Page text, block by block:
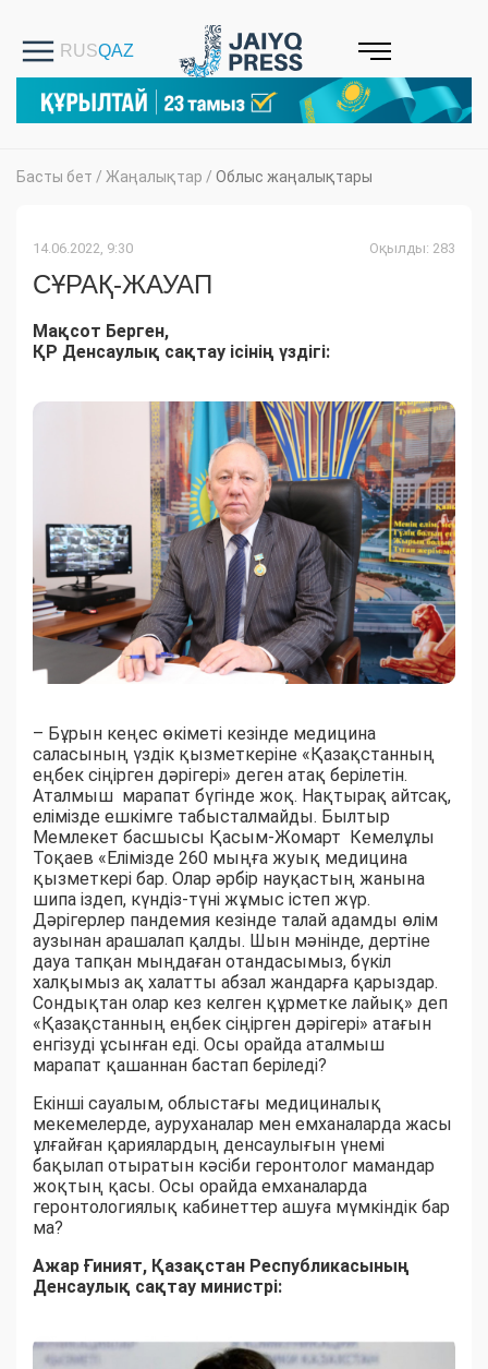
Басты бет / Жаңалықтар / Облыс жаңалықтары
14.06.2022, 9:30 Оқылды: 283
СҰРАҚ-ЖАУАП
Мақсот Берген,
ҚР Денсаулық сақтау ісінің үздігі:
– Бұрын кеңес өкіметі кезінде медицина
саласының үздік қызметкеріне «Қазақстанның
еңбек сіңірген дәрігері» деген атақ берілетін.
Аталмыш марапат бүгінде жоқ. Нақтырақ айтсақ,
елімізде ешкімге табысталмайды. Былтыр
Мемлекет басшысы Қасым-Жомарт Кемелұлы
Тоқаев «Елімізде 260 мыңға жуық медицина
қызметкері бар. Олар әрбір науқастың жанына
шипа іздеп, күндіз-түні жұмыс істеп жүр.
Дәрігерлер пандемия кезінде талай адамды өлім
аузынан арашалап қалды. Шын мәнінде, дертіне
дауа тапқан мыңдаған отандасымыз, бүкіл
халқымыз ақ халатты абзал жандарға қарыздар.
Сондықтан олар кез келген құрметке лайық» деп
«Қазақстанның еңбек сіңірген дәрігері» атағын
енгізуді ұсынған еді. Осы орайда аталмыш
марапат қашаннан бастап беріледі?
Екінші сауалым, облыстағы медициналық
мекемелерде, ауруханалар мен емханаларда жасы
ұлғайған қариялардың денсаулығын үнемі
бақылап отыратын кәсіби геронтолог мамандар
жоқтың қасы. Осы орайда емханаларда
геронтологиялық кабинеттер ашуға мүмкіндік бар
ма?
Ажар Ғиният, Қазақстан Республикасының
Денсаулық сақтау министрі: